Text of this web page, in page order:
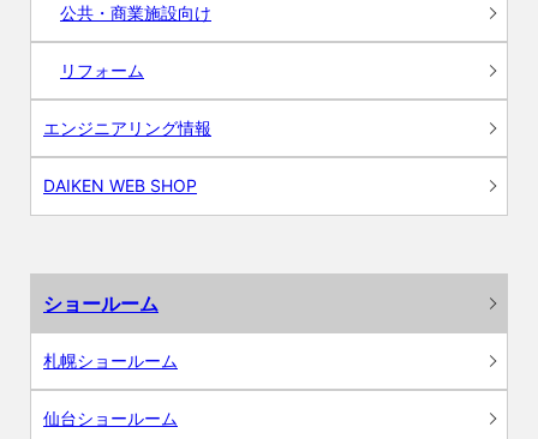
公共・商業施設向け
リフォーム
エンジニアリング情報
DAIKEN WEB SHOP
ショールーム
札幌ショールーム
仙台ショールーム